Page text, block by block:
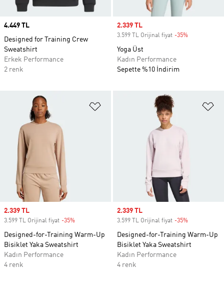
Price
4.449 TL
Designed for Training Crew
Sweatshirt
Erkek Performance
2 renk
Sale price
2.339 TL
3.599 TL Orijinal fiyat -35%
Yoga Üst
Kadın Performance
Sepette %10 İndirim
Favori Listesine Ekle
Sale price
2.339 TL
3.599 TL Orijinal fiyat -35%
Designed-for-Training Warm-Up
Bisiklet Yaka Sweatshirt
Kadın Performance
4 renk
Sale price
2.339 TL
3.599 TL Orijinal fiyat -35%
Designed-for-Training Warm-Up
Bisiklet Yaka Sweatshirt
Kadın Performance
4 renk